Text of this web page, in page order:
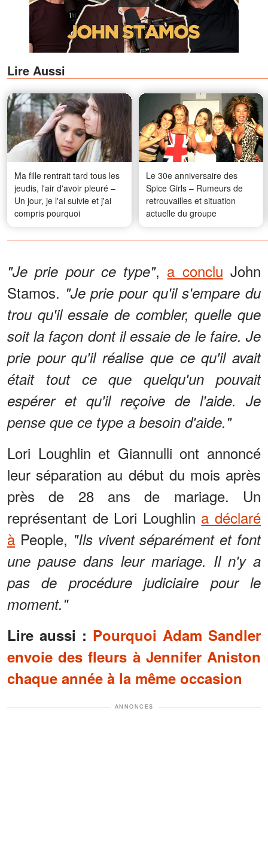
Lire Aussi
Ma fille rentrait tard tous les
jeudis, l'air d'avoir pleuré –
Un jour, je l'ai suivie et j'ai
compris pourquoi
Le 30e anniversaire des
Spice Girls – Rumeurs de
retrouvailles et situation
actuelle du groupe
"Je prie pour ce type", a conclu John
Stamos. "Je prie pour qu'il s'empare du
trou qu'il essaie de combler, quelle que
soit la façon dont il essaie de le faire. Je
prie pour qu'il réalise que ce qu'il avait
était tout ce que quelqu'un pouvait
espérer et qu'il reçoive de l'aide. Je
pense que ce type a besoin d'aide."
Lori Loughlin et Giannulli ont annoncé
leur séparation au début du mois après
près de 28 ans de mariage. Un
représentant de Lori Loughlin a déclaré
à People, "Ils vivent séparément et font
une pause dans leur mariage. Il n'y a
pas de procédure judiciaire pour le
moment."
Lire aussi : Pourquoi Adam Sandler
envoie des fleurs à Jennifer Aniston
chaque année à la même occasion
ANNONCES